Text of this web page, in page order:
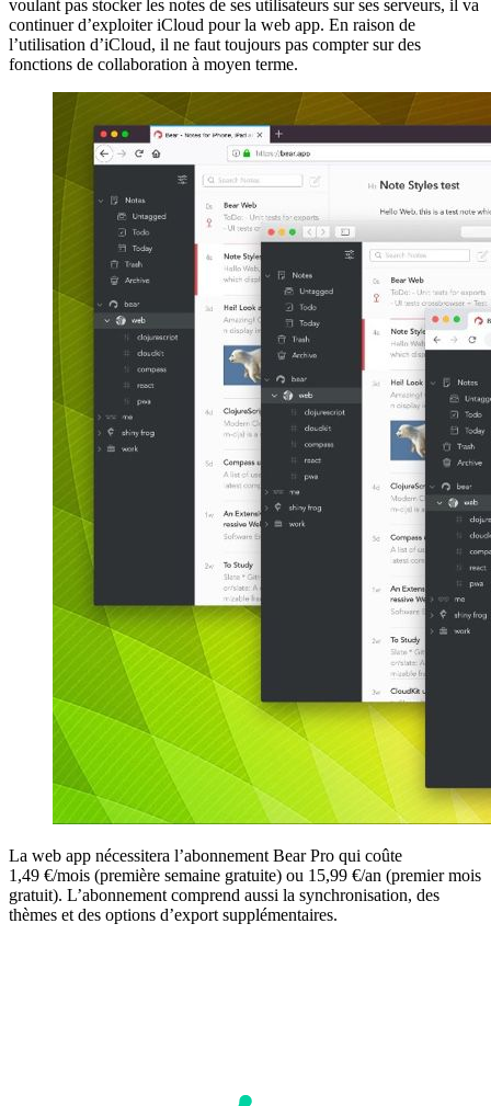
voulant pas stocker les notes de ses utilisateurs sur ses serveurs, il va
continuer d’exploiter iCloud pour la web app. En raison de
l’utilisation d’iCloud, il ne faut toujours pas compter sur des
fonctions de collaboration à moyen terme.
La web app nécessitera l’abonnement Bear Pro qui coûte
1,49 €/mois (première semaine gratuite) ou 15,99 €/an (premier mois
gratuit). L’abonnement comprend aussi la synchronisation, des
thèmes et des options d’export supplémentaires.